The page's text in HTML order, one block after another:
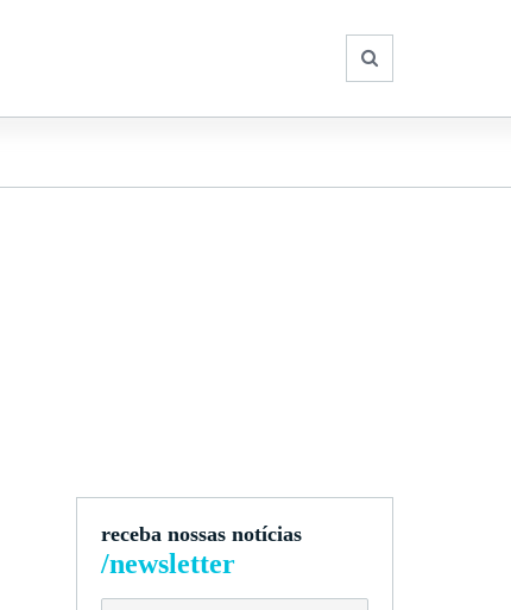
receba nossas notícias
/newsletter